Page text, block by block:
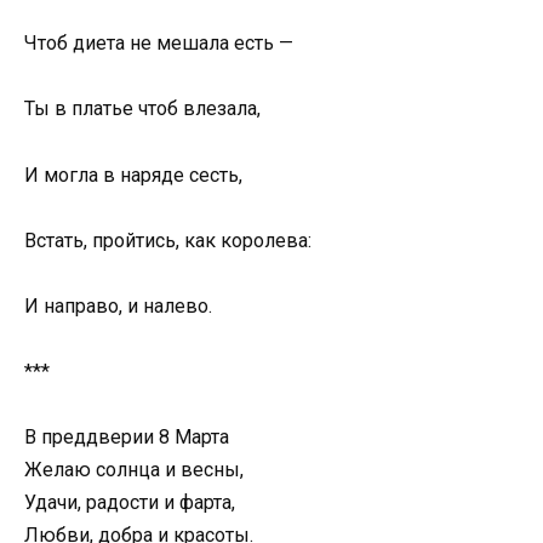
Чтоб диета не мешала есть —
Ты в платье чтоб влезала,
И могла в наряде сесть,
Встать, пройтись, как королева:
И направо, и налево.
***
В преддверии 8 Марта
Желаю солнца и весны,
Удачи, радости и фарта,
Любви, добра и красоты.